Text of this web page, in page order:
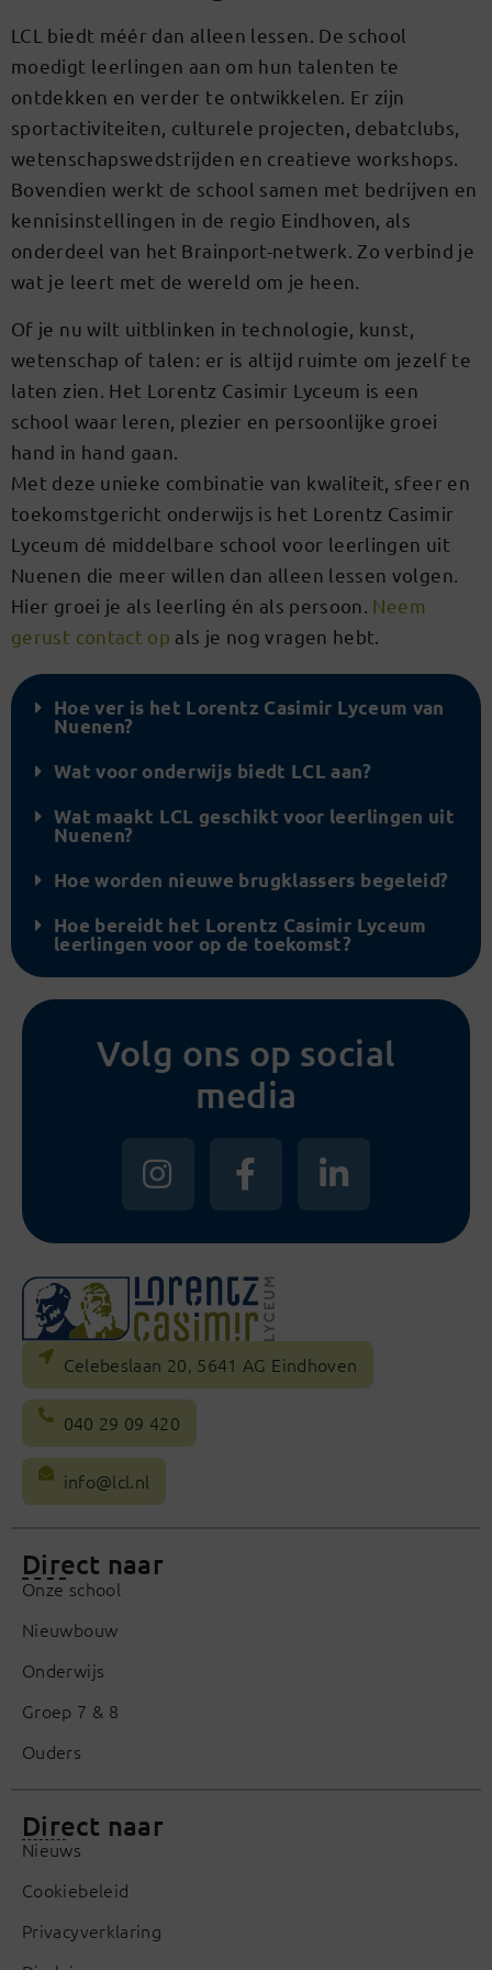
LCL biedt méér dan alleen lessen. De school
moedigt leerlingen aan om hun talenten te
ontdekken en verder te ontwikkelen. Er zijn
sportactiviteiten, culturele projecten, debatclubs,
wetenschapswedstrijden en creatieve workshops.
Bovendien werkt de school samen met bedrijven en
kennisinstellingen in de regio Eindhoven, als
onderdeel van het Brainport-netwerk. Zo verbind je
wat je leert met de wereld om je heen.
Of je nu wilt uitblinken in technologie, kunst,
wetenschap of talen: er is altijd ruimte om jezelf te
laten zien. Het Lorentz Casimir Lyceum is een
school waar leren, plezier en persoonlijke groei
hand in hand gaan.
Met deze unieke combinatie van kwaliteit, sfeer en
toekomstgericht onderwijs is het Lorentz Casimir
Lyceum dé middelbare school voor leerlingen uit
Nuenen die meer willen dan alleen lessen volgen.
Hier groei je als leerling én als persoon. Neem
gerust contact op als je nog vragen hebt.
Hoe ver is het Lorentz Casimir Lyceum van
Nuenen?
Wat voor onderwijs biedt LCL aan?
Wat maakt LCL geschikt voor leerlingen uit
Nuenen?
Hoe worden nieuwe brugklassers begeleid?
Hoe bereidt het Lorentz Casimir Lyceum
leerlingen voor op de toekomst?
Volg ons op social
media
Celebeslaan 20, 5641 AG Eindhoven
040 29 09 420
info@lcl.nl
Direct naar
Onze school
Nieuwbouw
Onderwijs
Groep 7 & 8
Ouders
Direct naar
Nieuws
Cookiebeleid
Privacyverklaring